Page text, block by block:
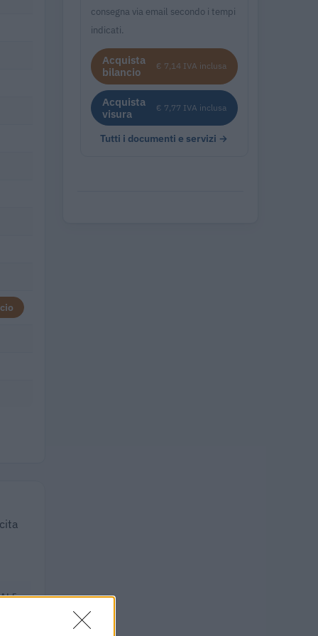
consegna via email secondo i tempi
indicati.
Acquista
bilancio
€ 7,14 IVA inclusa
Acquista
visura
€ 7,77 IVA inclusa
Tutti i documenti e servizi →